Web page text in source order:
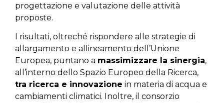
progettazione e valutazione delle attività
proposte.
I risultati, oltreché rispondere alle strategie di
allargamento e allineamento dell’Unione
Europea, puntano a massimizzare la sinergia,
all’interno dello Spazio Europeo della Ricerca,
tra ricerca e innovazione in materia di acqua e
cambiamenti climatici. Inoltre, il consorzio